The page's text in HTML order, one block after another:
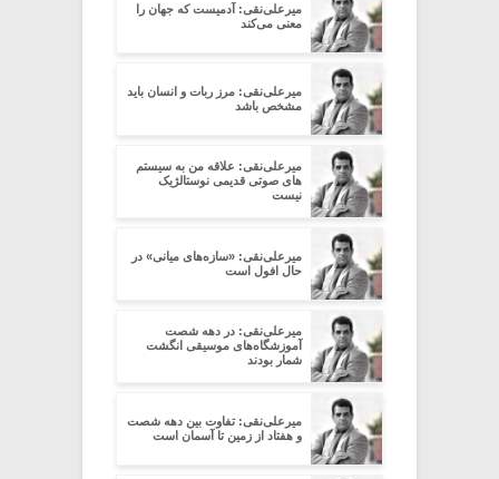
میرعلی‌نقی: آدمیست که جهان را
معنی می‌کند
میرعلی‌نقی: مرز ربات و انسان باید
مشخص باشد
میرعلی‌نقی: علاقه من به سیستم
های صوتی قدیمی نوستالژیک
نیست
میرعلی‌نقی: «سازه‌های میانی» در
حال افول است
میرعلی‌نقی: در دهه شصت
آموزشگاه‌های موسیقی انگشت
شمار بودند
میرعلی‌نقی: تفاوت بین دهه شصت
و هفتاد از زمین تا آسمان است